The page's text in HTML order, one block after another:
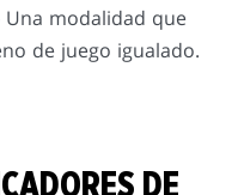
modalidad que
de juego igualado.
DE